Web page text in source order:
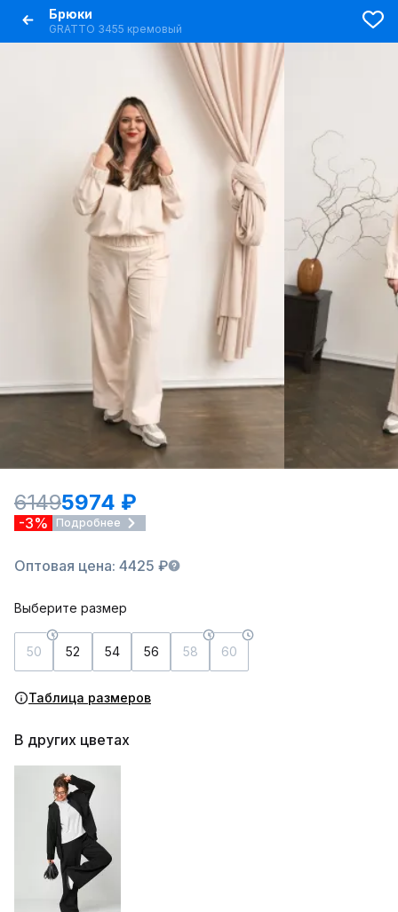
Брюки
GRATTO 3455 кремовый
61495974 ₽
-3% Подробнее
Оптовая цена: 4425 ₽
Выберите размер
50 52 54 56 58 60
Таблица размеров
В других цветах